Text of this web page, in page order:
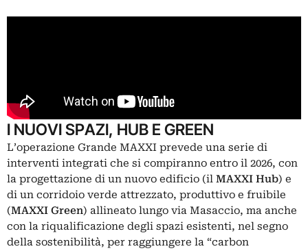
I NUOVI SPAZI, HUB E GREEN
L’operazione Grande MAXXI prevede una serie di
interventi integrati che si compiranno entro il 2026, con
la progettazione di un nuovo edificio (il MAXXI Hub) e
di un corridoio verde attrezzato, produttivo e fruibile
(MAXXI Green) allineato lungo via Masaccio, ma anche
con la riqualificazione degli spazi esistenti, nel segno
della sostenibilità, per raggiungere la “carbon